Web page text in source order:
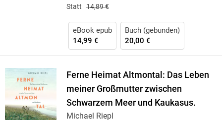
Statt 14,89 €
eBook epub
14,99 €
Buch (gebunden)
20,00 €
Ferne Heimat Altmontal: Das Leben
meiner Großmutter zwischen
Schwarzem Meer und Kaukasus.
Michael Riepl